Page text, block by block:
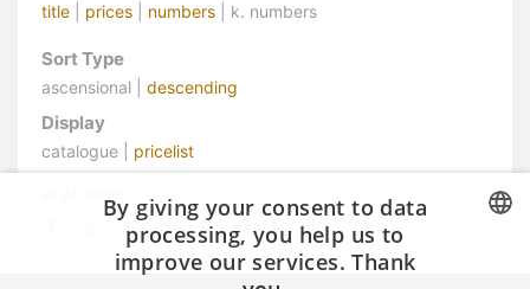
title prices numbers | k. numbers
Sort Type
ascensional | descending
Display
catalogue | pricelist
3 4 5 next »
By giving your consent to data
processing, you help us to
improve our services. Thank